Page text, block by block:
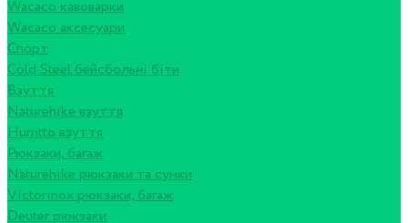
Wacaco кавоварки
Wacaco аксесуари
Спорт
Cold Steel бейсбольні біти
Взуття
Naturehike взуття
Humtto взуття
Рюкзаки, багаж
Naturehike рюкзаки та сумки
Victorinox рюкзаки, багаж
Deuter рюкзаки